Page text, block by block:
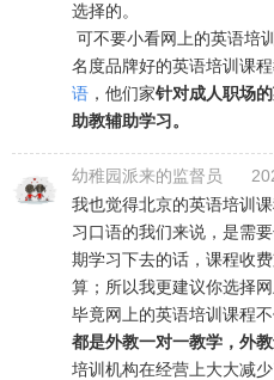
选择的。
可不要小看网上的英语培
名度品牌好的英语培训课
语 ，他们家针对成人职场
助教辅助学习。
幼稚园派来的监督员
我也觉得北京的英语培训
习口语的我们来说，是需
期学习下去的话，课程收
算；所以我更建议你选择
毕竟网上的英语培训课程
都是外教一对一教学，外
培训机构在经营上大大减